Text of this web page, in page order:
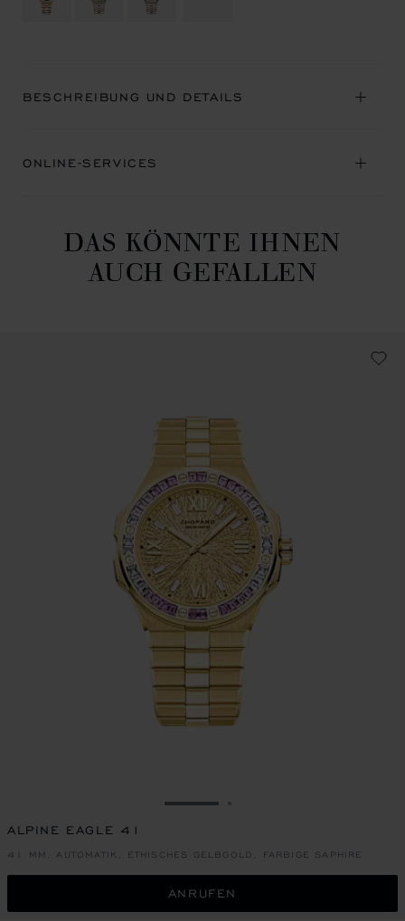
BESCHREIBUNG UND DETAILS
ONLINE-SERVICES
DAS KÖNNTE IHNEN
AUCH GEFALLEN
ZUR FOLIE GEHEN 1
ALPINE EAGLE 41
41 MM, AUTOMATIK, ETHISCHES GELBGOLD, FARBIGE SAPHIRE
ANRUFEN